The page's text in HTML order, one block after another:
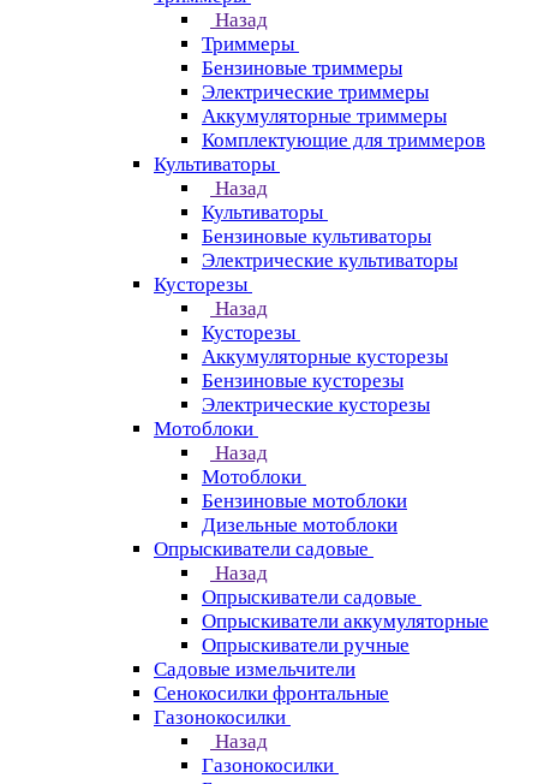
Назад
Триммеры
Бензиновые триммеры
Электрические триммеры
Аккумуляторные триммеры
Комплектующие для триммеров
Культиваторы
Назад
Культиваторы
Бензиновые культиваторы
Электрические культиваторы
Кусторезы
Назад
Кусторезы
Аккумуляторные кусторезы
Бензиновые кусторезы
Электрические кусторезы
Мотоблоки
Назад
Мотоблоки
Бензиновые мотоблоки
Дизельные мотоблоки
Опрыскиватели садовые
Назад
Опрыскиватели садовые
Опрыскиватели аккумуляторные
Опрыскиватели ручные
Садовые измельчители
Сенокосилки фронтальные
Газонокосилки
Назад
Газонокосилки